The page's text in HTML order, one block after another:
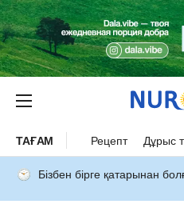
ТАҒАМ Рецепт Дұрыс
Бізбен бірге қатарынан